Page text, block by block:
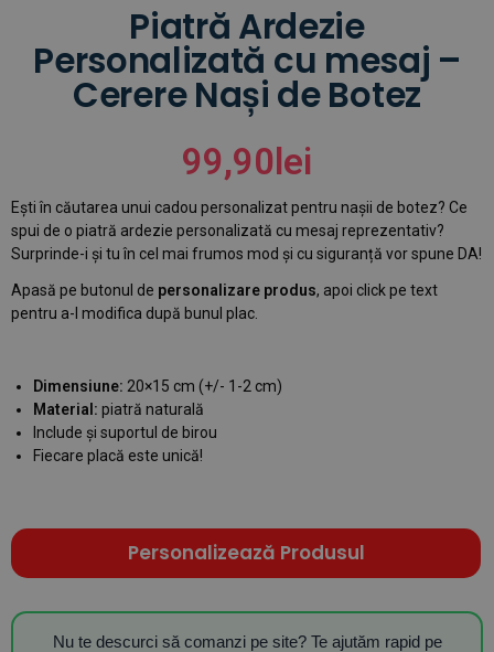
Piatră Ardezie
Personalizată cu mesaj –
Cerere Nași de Botez
99,90lei
Ești în căutarea unui cadou personalizat pentru nașii de botez? Ce
spui de o piatră ardezie personalizată cu mesaj reprezentativ?
Surprinde-i și tu în cel mai frumos mod și cu siguranță vor spune DA!
Apasă pe butonul de personalizare produs, apoi click pe text
pentru a-l modifica după bunul plac.
Dimensiune: 20×15 cm (+/- 1-2 cm)
Material: piatră naturală
Include și suportul de birou
Fiecare placă este unică!
Personalizează Produsul
Nu te descurci să comanzi pe site? Te ajutăm rapid pe